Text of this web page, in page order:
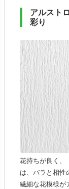
アルスト
彩り
花持ちが良く、
は、バラと相性
繊細な花模様が